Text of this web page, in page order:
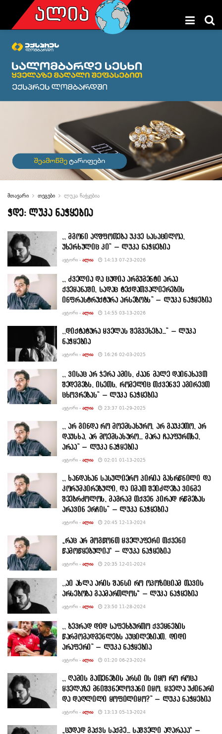
მთავარი თეგები ლუკა ნაჭყებია
ჭდე: ლუკა ნაჭყებია
,, მგონი აღშფოთება უკვე სასაცილოა,
უხერხულიც კი” – ლუკა ნაჭყებია
ᲐᲕᲢᲝᲠᲘ - ᲐᲚᲘᲐ 14:13 07-23-2026
,, ძველია და ცუდია არგუმენტი არაა
ქვეყანაში, სადაც ტექდათვალიერების
ინფრასტრუქტურა არსებობს” – ლუკა ნაჭყებია
ᲐᲕᲢᲝᲠᲘ - ᲐᲚᲘᲐ 14:55 03-13-2026
,,დიქტატურა ყველას შეგვეხება…” – ლუკა
ნაჭყებია
ᲐᲕᲢᲝᲠᲘ - ᲐᲚᲘᲐ 16:26 02-03-2025
,, ვისაც არ ჯერა ამის, ძაან მალე დაინახავთ
შედეგებს, ისეთს, რომელიც თქვენვე აგირევთ
ცხოვრებას” – ლუკა ნაჭყებია
ᲐᲕᲢᲝᲠᲘ - ᲐᲚᲘᲐ 23:37 01-29-2025
,, არ გინდა რო მოემსახურო, არ გაუკეთო, არ
დაუსხა, არ მოემსახურო… მარა ჩააფურთხე,
არაა” – ლუკა ნაჭყებია
ᲐᲕᲢᲝᲠᲘ - ᲐᲚᲘᲐ 02:01 01-13-2025
,, ხანდახან სასულიერო პირია გახრწნილი და
კორუმპირებული, და იმათ შეიძლება ვინმე
შეებრძოლოს, მაგრამ თქვენ პირად რწმებას
არავინ ერჩის” – ლუკა ნაჭყებია
ᲐᲕᲢᲝᲠᲘ - ᲐᲚᲘᲐ 20:45 12-13-2024
„რაც არ მოგწონთ ყველაფერი თქვენი
წამოწყებულია“ – ლუკა ნაჭყებია
ᲐᲕᲢᲝᲠᲘ - ᲐᲚᲘᲐ 20:35 12-01-2024
,,აი ახლა არის შანსი რო ოპოზიციამ თავის
არსებობა გაამართლოს“ – ლუკა ნაჭყებია
ᲐᲕᲢᲝᲠᲘ - ᲐᲚᲘᲐ 23:50 11-28-2024
,, ბევრად დიდ საფეხბურთო ქვეყნების
წარმომადგენლებს აუცილებიათ. დიდი
არაფერი” – ლუკა ნაჭყებია
ᲐᲕᲢᲝᲠᲘ - ᲐᲚᲘᲐ 01:20 06-23-2024
,, ღამის გათენების არსი ის იყო რო როცა
ყველაზე მნიშვნელოვანი იყო, ყველა უძინარი
და დაღლილი ყოფილიყო?” – ლუკა ნაჭყებია
ᲐᲕᲢᲝᲠᲘ - ᲐᲚᲘᲐ 13:13 05-13-2024
„ცუდად გაქვს საქმე… საშველი აღარააა“ –